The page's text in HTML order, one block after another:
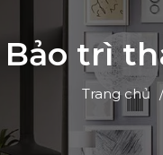
Bảo trì
Trang chủ